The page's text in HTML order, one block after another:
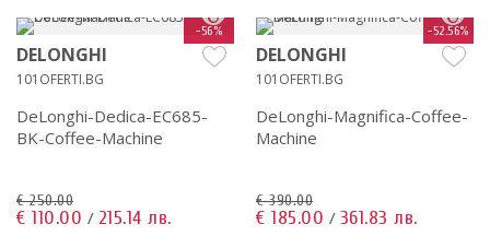
-56%
DELONGHI
101OFERTI.BG
DeLonghi-Dedica-EC685-
BK-Coffee-Machine
€ 250.00
€ 110.00 / 215.14 лв.
-52.56%
DELONGHI
101OFERTI.BG
DeLonghi-Magnifica-Coffee-
Machine
€ 390.00
€ 185.00 / 361.83 лв.